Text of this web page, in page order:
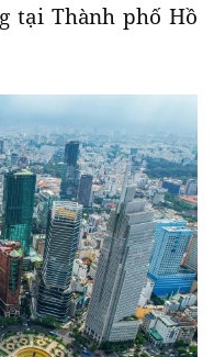
tại Thành phố Hồ